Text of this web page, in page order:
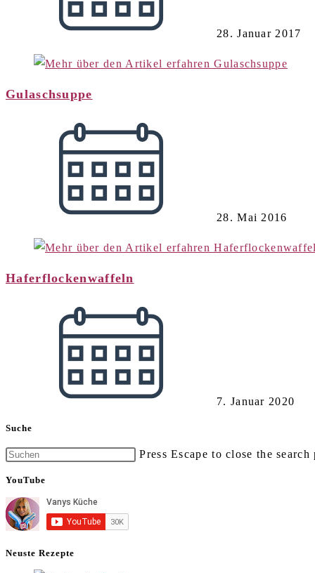
28. Januar 2017
Gulaschsuppe
28. Mai 2016
Haferflockenwaffeln
7. Januar 2020
Suche
Press Escape to close the search
YouTube
Neuste Rezepte